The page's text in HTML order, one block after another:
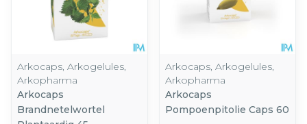
Arkocaps, Arkogelules,
Arkopharma
Arkocaps
Brandnetelwortel
Arkocaps, Arkogelules,
Arkopharma
Arkocaps
Pompoenpitolie Caps 60